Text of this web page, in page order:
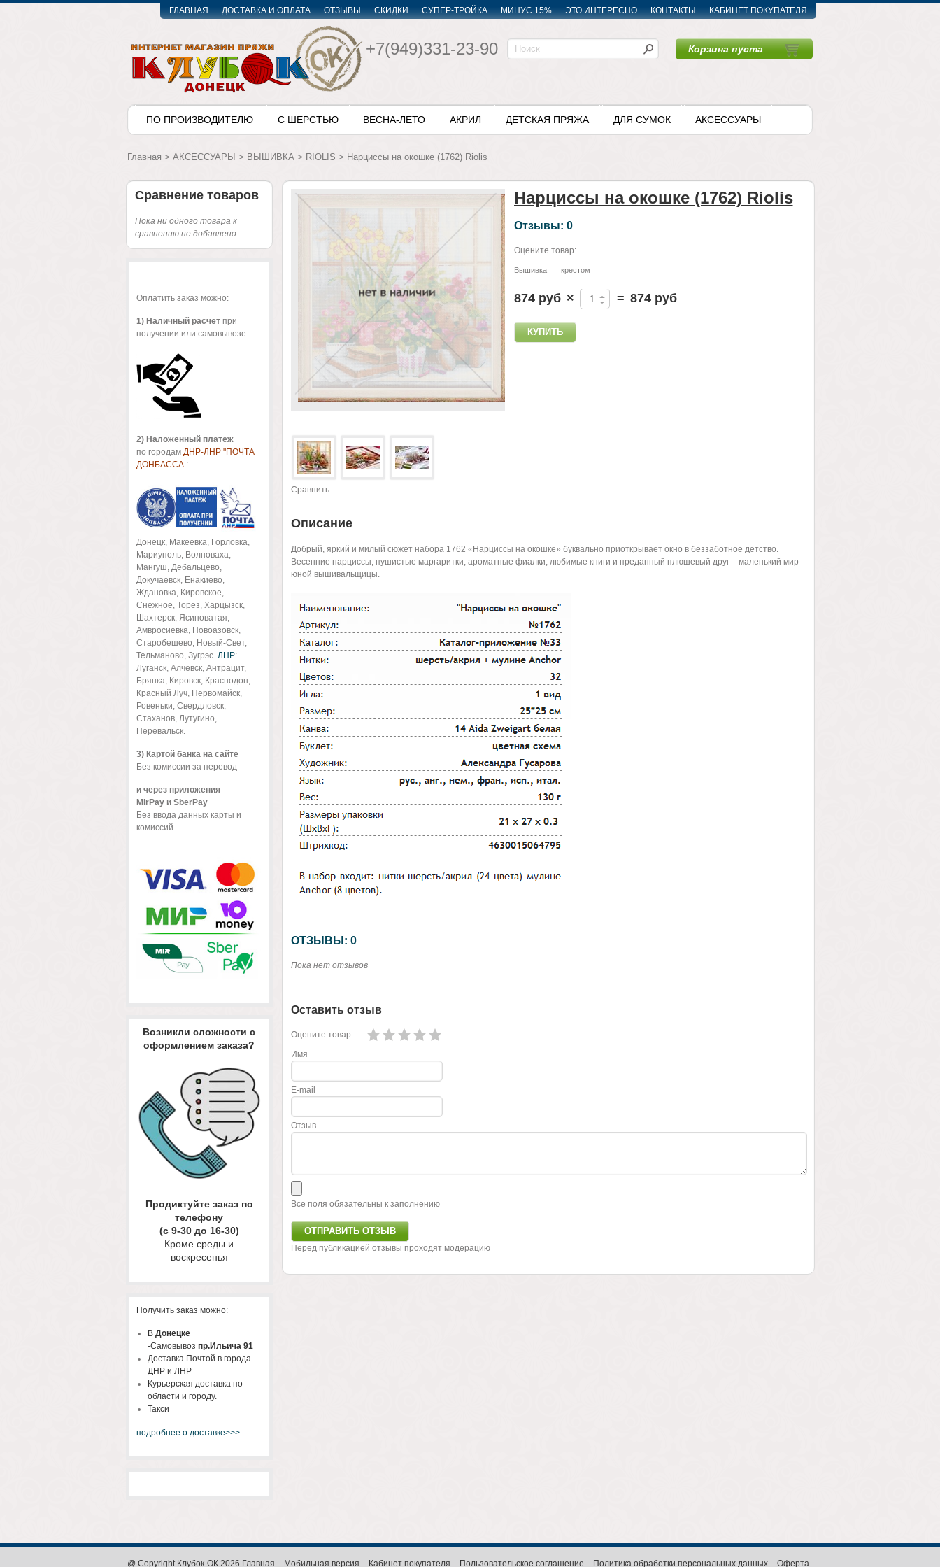
ГЛАВНАЯ ДОСТАВКА И ОПЛАТА ОТЗЫВЫ СКИДКИ СУПЕР-ТРОЙКА МИНУС 15% ЭТО ИНТЕРЕСНО КОНТАКТЫ КАБИНЕТ ПОКУПАТЕЛЯ
+7(949)331-23-90 Корзина пуста
ПО ПРОИЗВОДИТЕЛЮ С ШЕРСТЬЮ ВЕСНА-ЛЕТО АКРИЛ ДЕТСКАЯ ПРЯЖА ДЛЯ СУМОК АКСЕССУАРЫ
Главная > АКСЕССУАРЫ > ВЫШИВКА > RIOLIS > Нарциссы на окошке (1762) Riolis
Нарциссы на окошке (1762) Riolis
Отзывы: 0
Оцените товар:
Вышивка крестом
874 руб × = 874 руб
Сравнить
Описание
Добрый, яркий и милый сюжет набора 1762 «Нарциссы на окошке» буквально приоткрывает окно в беззаботное детство.
Весенние нарциссы, пушистые маргаритки, ароматные фиалки, любимые книги и преданный плюшевый друг – маленький мир
юной вышивальщицы.
ОТЗЫВЫ: 0
Пока нет отзывов
Оставить отзыв
Оцените товар:
Имя
E-mail
Отзыв
Все поля обязательны к заполнению
Перед публикацией отзывы проходят модерацию
Сравнение товаров
Пока ни одного товара к
сравнению не добавлено.
Оплатить заказ можно:
1) Наличный расчетпри
получении или самовывозе
2) Наложенный платеж
по городам ДНР-ЛНР "ПОЧТА
ДОНБАССА:
Донецк, Макеевка, Горловка,
Мариуполь, Волноваха,
Мангуш, Дебальцево,
Докучаевск, Енакиево,
Ждановка, Кировское,
Снежное, Торез, Харцызск,
Шахтерск, Ясиноватая,
Амвросиевка, Новоазовск,
Старобешево, Новый-Свет,
Тельманово, Зугрэс. ЛНР:
Луганск, Алчевск, Антрацит,
Брянка, Кировск, Краснодон,
Красный Луч, Первомайск,
Ровеньки, Свердловск,
Стаханов, Лутугино,
Перевальск.
3) Картой банка на сайте
Без комиссии за перевод
и через приложения
MirPay и SberPay
Без ввода данных карты и
комиссий
Возникли сложности с
оформлением заказа?
Продиктуйте заказ по
телефону
(с 9-30 до 16-30)
Кроме среды и
воскресенья
Получить заказ можно:
В Донецке
-Самовывоз пр.Ильича 91
Доставка Почтой в города
ДНР и ЛНР
Курьерская доставка по
области и городу.
Такси
подробнее о доставке>>>
@ Copyright Клубок-ОК 2026 Главная Мобильная версия Кабинет покупателя Пользовательское соглашение Политика обработки персональных данных Оферта